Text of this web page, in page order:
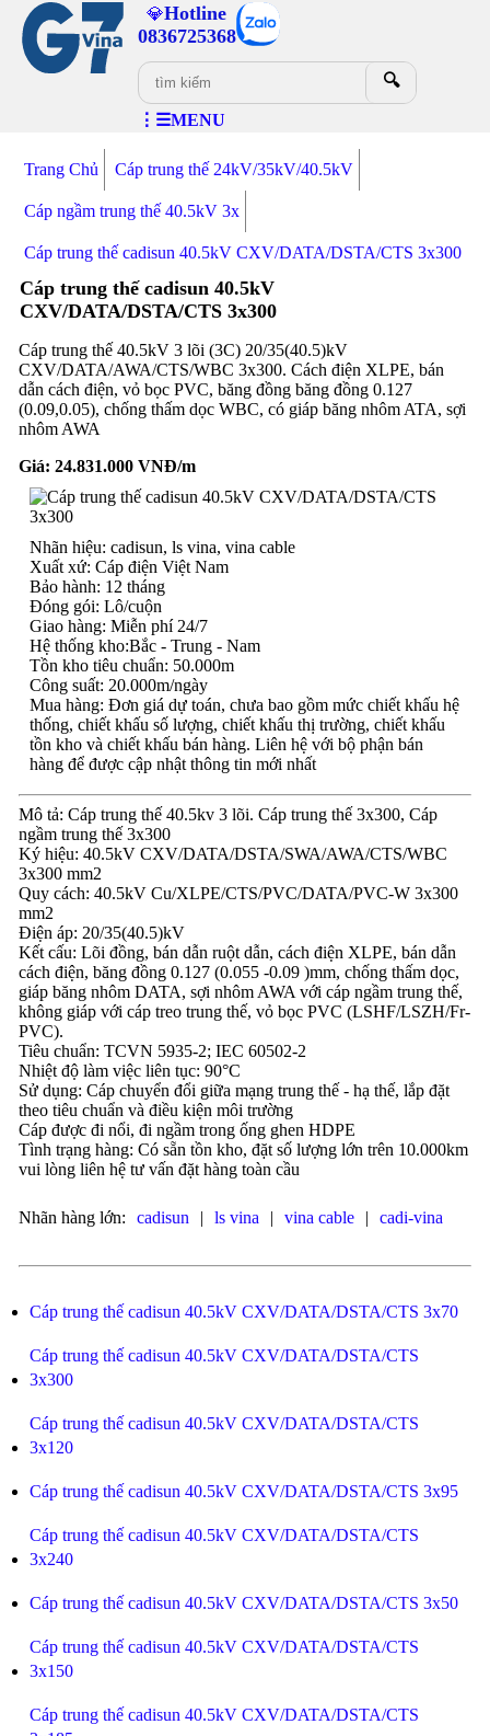
💎Hotline
0836725368
🔍
⋮☰MENU
Trang Chủ Cáp trung thế 24kV/35kV/40.5kV
Cáp ngầm trung thế 40.5kV 3x
Cáp trung thế cadisun 40.5kV CXV/DATA/DSTA/CTS 3x300
Cáp trung thế cadisun 40.5kV
CXV/DATA/DSTA/CTS 3x300
Cáp trung thế 40.5kV 3 lõi (3C) 20/35(40.5)kV
CXV/DATA/AWA/CTS/WBC 3x300. Cách điện XLPE, bán
dẫn cách điện, vỏ bọc PVC, băng đồng băng đồng 0.127
(0.09,0.05), chống thấm dọc WBC, có giáp băng nhôm ATA, sợi
nhôm AWA
Giá: 24.831.000VNĐ/m
Nhãn hiệu: cadisun, ls vina, vina cable
Xuất xứ: Cáp điện Việt Nam
Bảo hành: 12 tháng
Đóng gói: Lô/cuộn
Giao hàng: Miễn phí 24/7
Hệ thống kho:Bắc - Trung - Nam
Tồn kho tiêu chuẩn: 50.000m
Công suất: 20.000m/ngày
Mua hàng: Đơn giá dự toán, chưa bao gồm mức chiết khấu hệ
thống, chiết khấu số lượng, chiết khấu thị trường, chiết khấu
tồn kho và chiết khấu bán hàng. Liên hệ với bộ phận bán
hàng để được cập nhật thông tin mới nhất
Mô tả: Cáp trung thế 40.5kv 3 lõi. Cáp trung thế 3x300, Cáp
ngầm trung thế 3x300
Ký hiệu: 40.5kV CXV/DATA/DSTA/SWA/AWA/CTS/WBC
3x300 mm2
Quy cách: 40.5kV Cu/XLPE/CTS/PVC/DATA/PVC-W 3x300
mm2
Điện áp: 20/35(40.5)kV
Kết cấu: Lõi đồng, bán dẫn ruột dẫn, cách điện XLPE, bán dẫn
cách điện, băng đồng 0.127 (0.055 -0.09 )mm, chống thấm dọc,
giáp băng nhôm DATA, sợi nhôm AWA với cáp ngầm trung thế,
không giáp với cáp treo trung thế, vỏ bọc PVC (LSHF/LSZH/Fr-
PVC).
Tiêu chuẩn: TCVN 5935-2; IEC 60502-2
Nhiệt độ làm việc liên tục: 90°C
Sử dụng: Cáp chuyển đổi giữa mạng trung thế - hạ thế, lắp đặt
theo tiêu chuẩn và điều kiện môi trường
Cáp được đi nổi, đi ngầm trong ống ghen HDPE
Tình trạng hàng: Có sẵn tồn kho, đặt số lượng lớn trên 10.000km
vui lòng liên hệ tư vấn đặt hàng toàn cầu
Nhãn hàng lớn: cadisun | ls vina | vina cable | cadi-vina
Cáp trung thế cadisun 40.5kV CXV/DATA/DSTA/CTS 3x70
Cáp trung thế cadisun 40.5kV CXV/DATA/DSTA/CTS
3x300
Cáp trung thế cadisun 40.5kV CXV/DATA/DSTA/CTS
3x120
Cáp trung thế cadisun 40.5kV CXV/DATA/DSTA/CTS 3x95
Cáp trung thế cadisun 40.5kV CXV/DATA/DSTA/CTS
3x240
Cáp trung thế cadisun 40.5kV CXV/DATA/DSTA/CTS 3x50
Cáp trung thế cadisun 40.5kV CXV/DATA/DSTA/CTS
3x150
Cáp trung thế cadisun 40.5kV CXV/DATA/DSTA/CTS